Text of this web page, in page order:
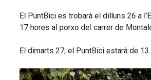
El PuntBici es trobarà el dilluns 26 a
17 hores al porxo del carrer de
El dimarts 27, el PuntBici estarà de